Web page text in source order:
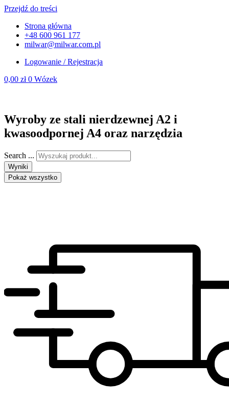
Przejdź do treści
Strona główna
+48 600 961 177
milwar@milwar.com.pl
Logowanie / Rejestracja
0,00 zł 0 Wózek
Wyroby ze stali nierdzewnej A2 i
kwasoodpornej A4 oraz narzędzia
Search ...
Wyniki
Pokaż wszystko